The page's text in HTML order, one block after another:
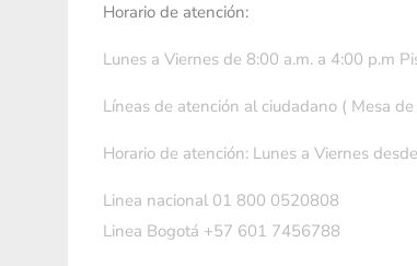
Horario de atención:
Lunes a Viernes de 8:00 a.m. a 4:00 p.m
Líneas de atención al ciudadano ( Mesa
Horario de atención: Lunes a Viernes
Linea nacional 01 800 0520808
Linea Bogotá +57 601 7456788